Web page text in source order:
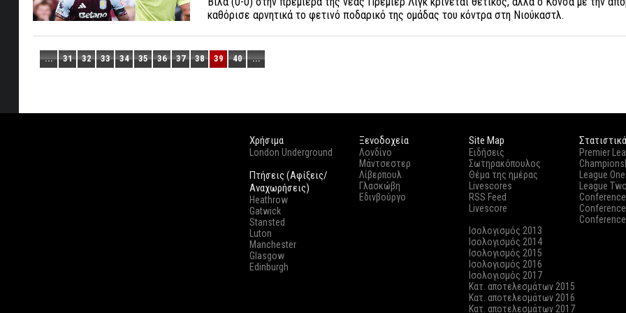
καθόρισε αρνητικά το φετινό ποδαρικό της ομάδας του κόντρα στη Νιούκαστλ.
... 31 32 33 34 35 36 37 38 39 40 ...
Χρήσιμα
London Underground
Πτήσεις (Αφίξεις/
Αναχωρήσεις)
Heathrow
Gatwick
Stansted
Luton
Manchester
Glasgow
Edinburgh
Ξενοδοχεία
Λονδίνο
Μάντσεστερ
Λίβερπουλ
Γλασκώβη
Εδινβούργο
Site Map
Ειδήσεις
Σωτηρακόπουλος
Θέμα της ημέρας
Livescores
RSS Feed
Livescore
Ισολογισμός 2013
Ισολογισμός 2014
Ισολογισμός 2015
Ισολογισμός 2016
Ισολογισμός 2017
Κατ. αποτελεσμάτων 2015
Κατ. αποτελεσμάτων 2016
Κατ. αποτελεσμάτων 2017
Στατιστικά
Premier
League One
League Two
Conference